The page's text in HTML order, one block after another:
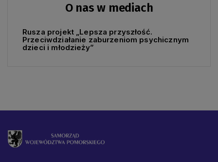
O nas w mediach
Rusza projekt „Lepsza przyszłość.
Przeciwdziałanie zaburzeniom psychicznym
dzieci i młodzieży”